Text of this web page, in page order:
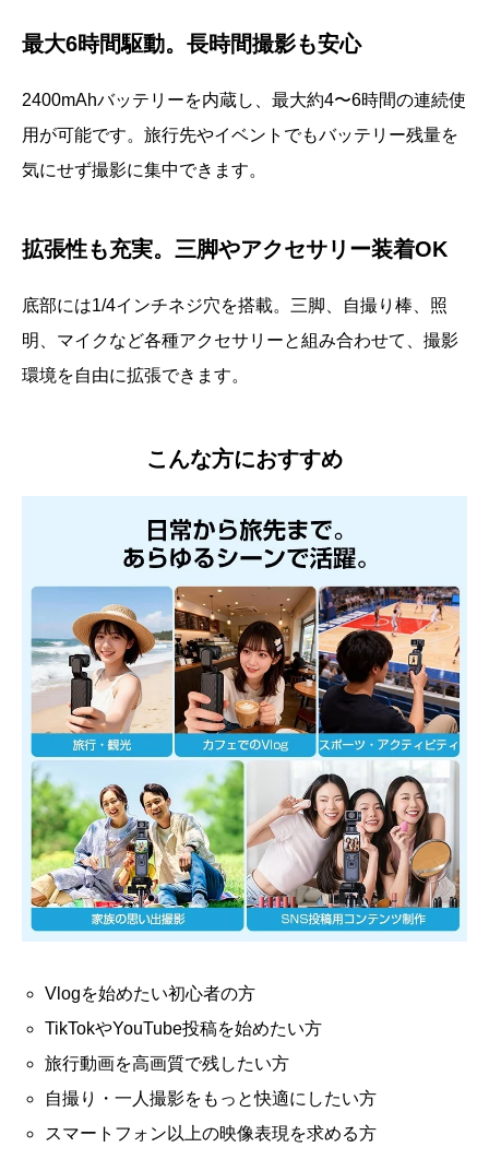
最大6時間駆動。長時間撮影も安心
2400mAhバッテリーを内蔵し、最大約4〜6時間の連続使
用が可能です。旅行先やイベントでもバッテリー残量を
気にせず撮影に集中できます。
拡張性も充実。三脚やアクセサリー装着OK
底部には1/4インチネジ穴を搭載。三脚、自撮り棒、照
明、マイクなど各種アクセサリーと組み合わせて、撮影
環境を自由に拡張できます。
こんな方におすすめ
Vlogを始めたい初心者の方
TikTokやYouTube投稿を始めたい方
旅行動画を高画質で残したい方
自撮り・一人撮影をもっと快適にしたい方
スマートフォン以上の映像表現を求める方